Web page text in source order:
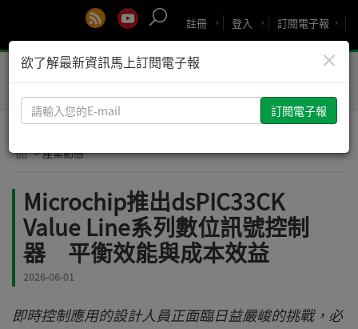
訂閱電子報
登入
註冊
Toggle
> 產業動態
Microchip推出dsPIC33CK
Value Line系列數位訊號控制
器 平衡效能與成本效益
2026-06-01
即時控制應用的設計人員正面臨日益嚴峻的挑戰，必
×
欲了解最新資訊馬上訂閱電子報
請
輸
您
E-
mail